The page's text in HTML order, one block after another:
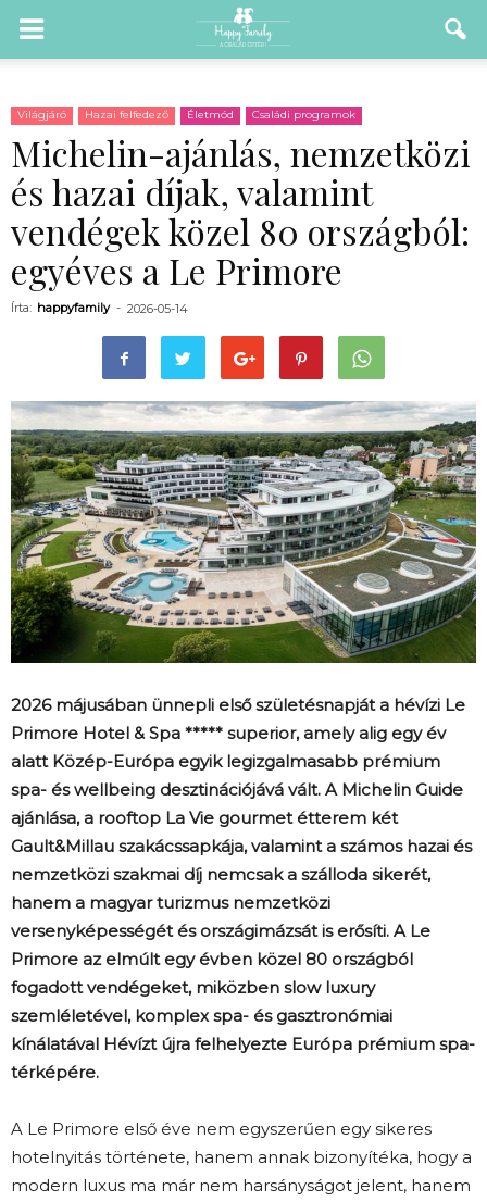
Világjáró Hazai felfedező Életmód Családi programok
Michelin-ajánlás, nemzetközi
és hazai díjak, valamint
vendégek közel 80 országból:
egyéves a Le Primore
Írta: happyfamily - 2026-05-14
2026 májusában ünnepli első születésnapját a hévízi Le
Primore Hotel & Spa ***** superior, amely alig egy év
alatt Közép-Európa egyik legizgalmasabb prémium
spa- és wellbeing desztinációjává vált. A Michelin Guide
ajánlása, a rooftop La Vie gourmet étterem két
Gault&Millau szakácssapkája, valamint a számos hazai és
nemzetközi szakmai díj nemcsak a szálloda sikerét,
hanem a magyar turizmus nemzetközi
versenyképességét és országimázsát is erősíti. A Le
Primore az elmúlt egy évben közel 80 országból
fogadott vendégeket, miközben slow luxury
szemléletével, komplex spa- és gasztronómiai
kínálatával Hévízt újra felhelyezte Európa prémium spa-
térképére.
A Le Primore első éve nem egyszerűen egy sikeres
hotelnyitás története, hanem annak bizonyítéka, hogy a
modern luxus ma már nem harsányságot jelent, hanem